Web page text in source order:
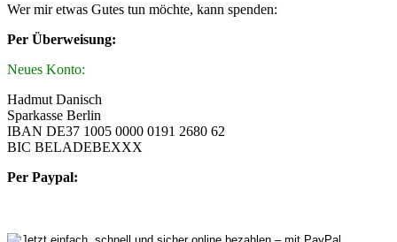
Wer mir etwas Gutes tun möchte, kann spenden:
Per Überweisung:
Neues Konto:
Hadmut Danisch
Sparkasse Berlin
IBAN DE37 1005 0000 0191 2680 62
BIC BELADEBEXXX
Per Paypal: